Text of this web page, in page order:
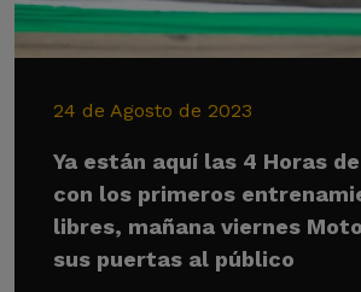
24 de Agosto de 2023
Ya están aquí las 4 Horas
con los primeros
libres, mañana viernes
sus puertas al público